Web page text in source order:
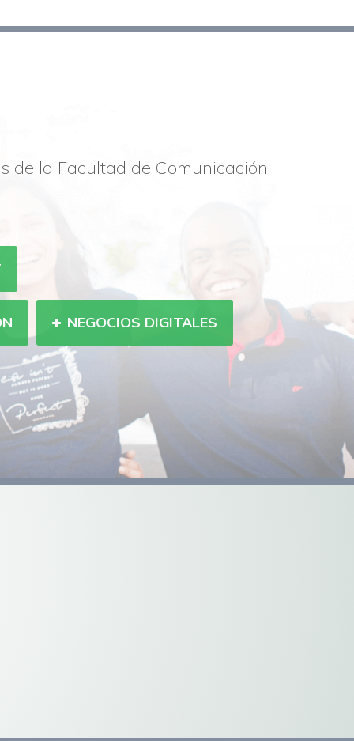
de la Facultad de Comunicación
NEGOCIOS DIGITALES